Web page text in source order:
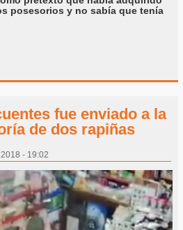
posesorios y no sabía que tenía
fue enviado a la
de dos rapiñas
- 19:02